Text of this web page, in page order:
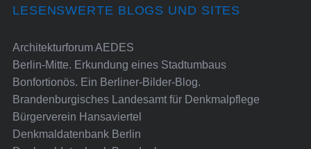
LESENSWERTE BLOGS UND SITES
Architekturforum AEDES
Berlin-Mitte. Erkundung eines Stadtumbaus
Bonfortionös. Ein Berliner-Bilder-Blog.
Brandenburgisches Landesamt für Denkmalpflege
Bürgerverein Hansaviertel
Denkmaldatenbank Berlin